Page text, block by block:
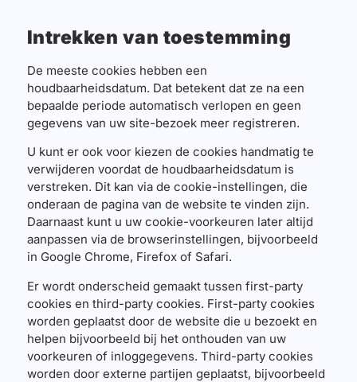
Intrekken van toestemming
De meeste cookies hebben een
houdbaarheidsdatum. Dat betekent dat ze na een
bepaalde periode automatisch verlopen en geen
gegevens van uw site-bezoek meer registreren.
U kunt er ook voor kiezen de cookies handmatig te
verwijderen voordat de houdbaarheidsdatum is
verstreken. Dit kan via de cookie-instellingen, die
onderaan de pagina van de website te vinden zijn.
Daarnaast kunt u uw cookie-voorkeuren later altijd
aanpassen via de browserinstellingen, bijvoorbeeld
in Google Chrome, Firefox of Safari.
Er wordt onderscheid gemaakt tussen first-party
cookies en third-party cookies. First-party cookies
worden geplaatst door de website die u bezoekt en
helpen bijvoorbeeld bij het onthouden van uw
voorkeuren of inloggegevens. Third-party cookies
worden door externe partijen geplaatst, bijvoorbeeld